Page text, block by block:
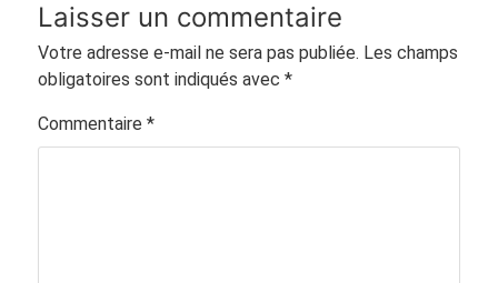
Laisser un commentaire
Votre adresse e-mail ne sera pas publiée. Les champs
obligatoires sont indiqués avec *
Commentaire *